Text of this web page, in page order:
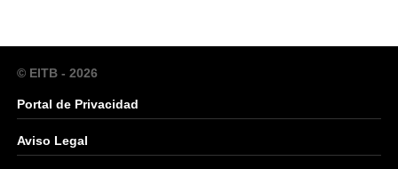
© EITB - 2026
Portal de Privacidad
Aviso Legal